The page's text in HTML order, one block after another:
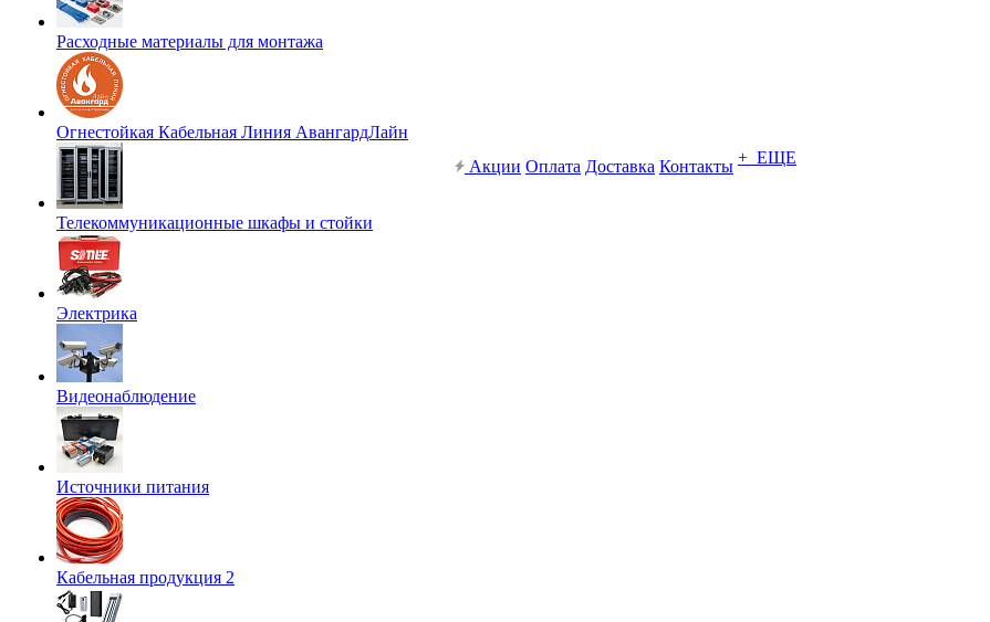
Расходные материалы для монтажа
Огнестойкая Кабельная Линия АвангардЛайн
Телекоммуникационные шкафы и стойки
Электрика
Видеонаблюдение
Источники питания
Кабельная продукция 2
Акции Оплата Доставка Контакты + ЕЩЕ